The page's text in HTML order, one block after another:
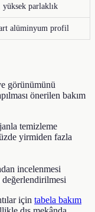
parlaklık
alüminyum profil
görünümünü
önerilen bakım
temizleme
yirmiden fazla
incelenmesi
için tabela bakım